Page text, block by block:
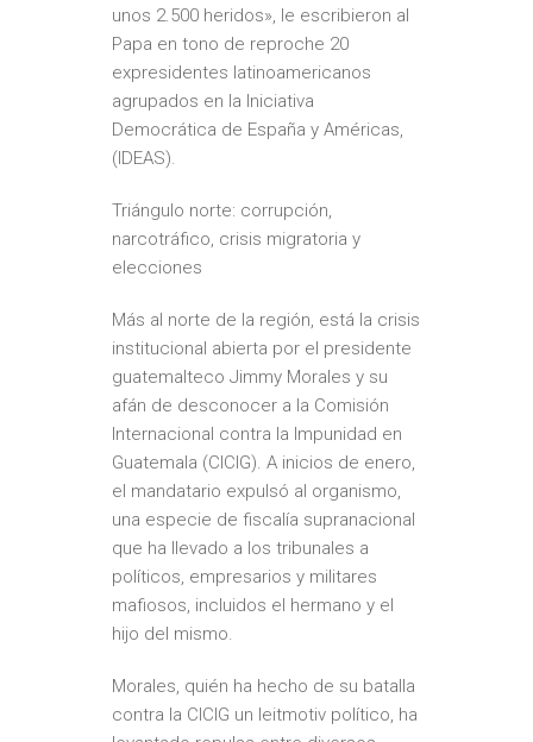
unos 2.500 heridos», le escribieron al
Papa en tono de reproche 20
expresidentes latinoamericanos
agrupados en la Iniciativa
Democrática de España y Américas,
(IDEAS).
Triángulo norte: corrupción,
narcotráfico, crisis migratoria y
elecciones
Más al norte de la región, está la crisis
institucional abierta por el presidente
guatemalteco Jimmy Morales y su
afán de desconocer a la Comisión
Internacional contra la Impunidad en
Guatemala (CICIG). A inicios de enero,
el mandatario expulsó al organismo,
una especie de fiscalía supranacional
que ha llevado a los tribunales a
políticos, empresarios y militares
mafiosos, incluidos el hermano y el
hijo del mismo.
Morales, quién ha hecho de su batalla
contra la CICIG un leitmotiv político, ha